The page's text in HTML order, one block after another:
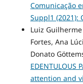
Comunicação
Suppl1 (2021):
Luiz
Fortes, Ana
Donato
EDENTULOUS
attention and